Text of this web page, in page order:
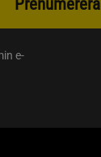
e-